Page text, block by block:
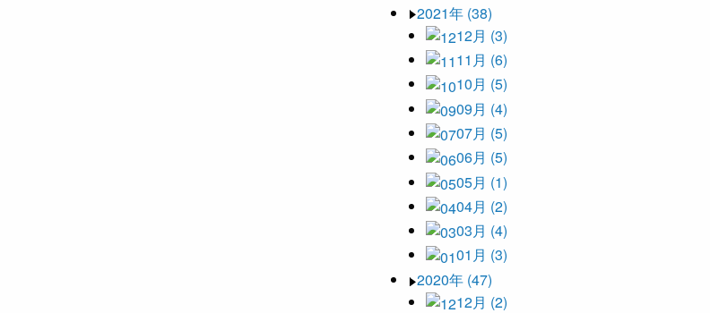
2021年 (38)
12月 (3)
11月 (6)
10月 (5)
09月 (4)
07月 (5)
06月 (5)
05月 (1)
04月 (2)
03月 (4)
01月 (3)
2020年 (47)
12月 (2)